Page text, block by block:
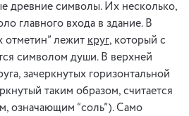
древние символы. Их несколько,
главного входа в здание. В
отметин” лежит круг, который с
символом души. В верхней
зачеркнутых горизонтальной
таким образом, считается
означающим “соль”). Само